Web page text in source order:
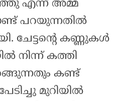
എന്ന് അമ്മ
പറയുന്നതിൽ
ചേട്ടന്റെ കണ്ണുകൾ
നിന്ന് കത്തി
കണ്ട്
മുറിയിൽ